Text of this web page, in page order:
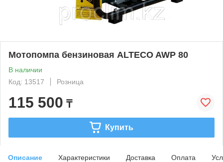
Мотопомпа бензиновая ALTECO AWP 80
В наличии
Код: 13517
Розница
115 500 ₸
Купить
Описание Характеристики Доставка Оплата